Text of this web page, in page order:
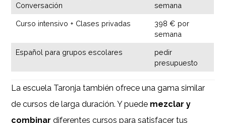
Conversación
semana
Curso intensivo + Clases privadas
398 € por
semana
Español para grupos escolares
pedir
presupuesto
La escuela Taronja también ofrece una gama similar
de cursos de larga duración. Y puede mezclar y
combinar diferentes cursos para satisfacer tus